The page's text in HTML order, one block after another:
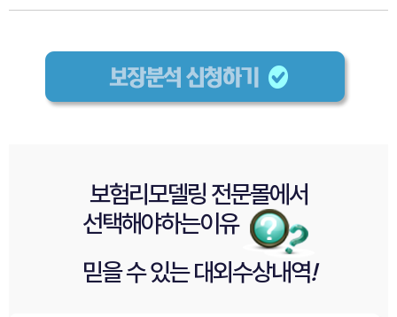
보험리모델링 전문몰에서
선택해야하는이유
믿을 수 있는대외수상내역!